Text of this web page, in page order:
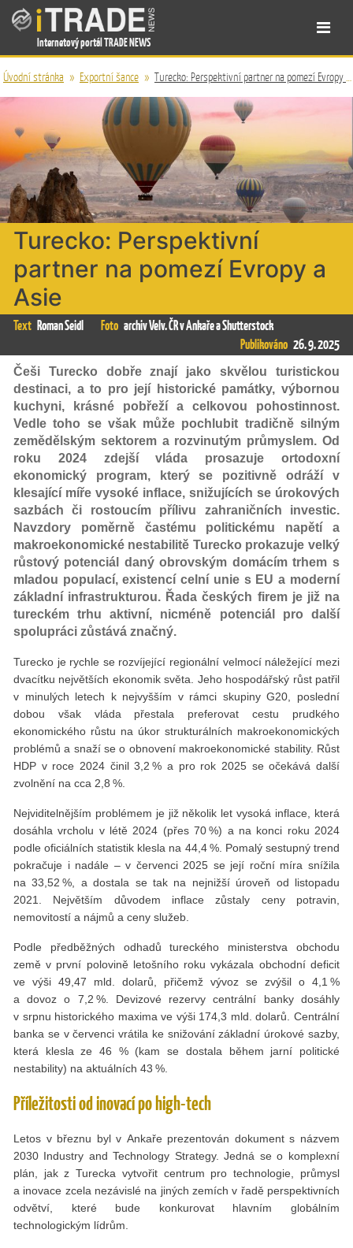
Internetový portál TRADE NEWS
Úvodní stránka » Exportní šance » Turecko: Perspektivní partner na pomezí Evropy a Asie
Turecko: Perspektivní
partner na pomezí Evropy a
Asie
Text Roman Seidl Foto archiv Velv. ČR v Ankaře a Shutterstock
Publikováno 26. 9. 2025
Češi Turecko dobře znají jako skvělou turistickou
destinaci, a to pro její historické památky, výbornou
kuchyni, krásné pobřeží a celkovou pohostinnost.
Vedle toho se však může pochlubit tradičně silným
zemědělským sektorem a rozvinutým průmyslem. Od
roku 2024 zdejší vláda prosazuje ortodoxní
ekonomický program, který se pozitivně odráží v
klesající míře vysoké inflace, snižujících se úrokových
sazbách či rostoucím přílivu zahraničních investic.
Navzdory poměrně častému politickému napětí a
makroekonomické nestabilitě Turecko prokazuje velký
růstový potenciál daný obrovským domácím trhem s
mladou populací, existencí celní unie s EU a moderní
základní infrastrukturou. Řada českých firem je již na
tureckém trhu aktivní, nicméně potenciál pro další
spolupráci zůstává značný.
Turecko je rychle se rozvíjející regionální velmocí náležející mezi
dvacítku největších ekonomik světa. Jeho hospodářský růst patřil
v minulých letech k nejvyšším v rámci skupiny G20, poslední
dobou však vláda přestala preferovat cestu prudkého
ekonomického růstu na úkor strukturálních makroekonomických
problémů a snaží se o obnovení makroekonomické stability. Růst
HDP v roce 2024 činil 3,2 % a pro rok 2025 se očekává další
zvolnění na cca 2,8 %.
Nejviditelnějším problémem je již několik let vysoká inflace, která
dosáhla vrcholu v létě 2024 (přes 70 %) a na konci roku 2024
podle oficiálních statistik klesla na 44,4 %. Pomalý sestupný trend
pokračuje i nadále – v červenci 2025 se její roční míra snížila
na 33,52 %, a dostala se tak na nejnižší úroveň od listopadu
2021. Největším důvodem inflace zůstaly ceny potravin,
nemovitostí a nájmů a ceny služeb.
Podle předběžných odhadů tureckého ministerstva obchodu
země v první polovině letošního roku vykázala obchodní deficit
ve výši 49,47 mld. dolarů, přičemž vývoz se zvýšil o 4,1 %
a dovoz o 7,2 %. Devizové rezervy centrální banky dosáhly
v srpnu historického maxima ve výši 174,3 mld. dolarů. Centrální
banka se v červenci vrátila ke snižování základní úrokové sazby,
která klesla ze 46 % (kam se dostala během jarní politické
nestability) na aktuálních 43 %.
Příležitosti od inovací po high-tech
Letos v březnu byl v Ankaře prezentován dokument s názvem
2030 Industry and Technology Strategy. Jedná se o komplexní
plán, jak z Turecka vytvořit centrum pro technologie, průmysl
a inovace zcela nezávislé na jiných zemích v řadě perspektivních
odvětví, které bude konkurovat hlavním globálním
technologickým lídrům.